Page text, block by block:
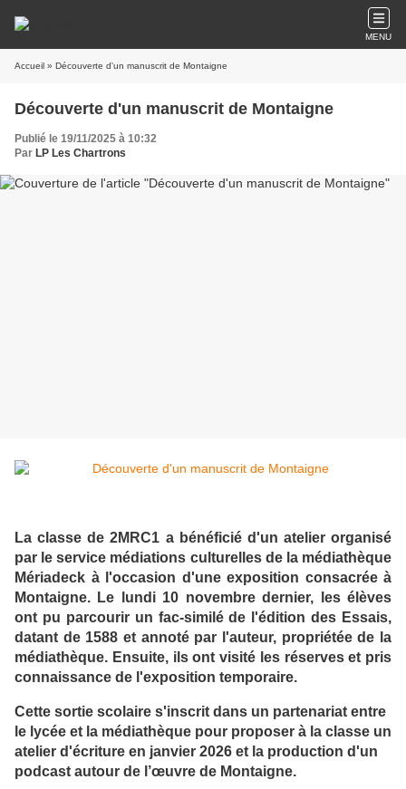
MENU
Accueil » Découverte d'un manuscrit de Montaigne
Découverte d'un manuscrit de Montaigne
Publié le 19/11/2025 à 10:32
Par LP Les Chartrons
La classe de 2MRC1 a bénéficié d'un atelier organisé
par le service médiations culturelles de la médiathèque
Mériadeck à l'occasion d'une exposition consacrée à
Montaigne. Le lundi 10 novembre dernier, les élèves
ont pu parcourir un fac-similé de l'édition des Essais,
datant de 1588 et annoté par l'auteur, propriétée de la
médiathèque. Ensuite, ils ont visité les réserves et pris
connaissance de l'exposition temporaire.
Cette sortie scolaire s'inscrit dans un partenariat entre
le lycée et la médiathèque pour proposer à la classe un
atelier d'écriture en janvier 2026 et la production d'un
podcast autour de l’œuvre de Montaigne.